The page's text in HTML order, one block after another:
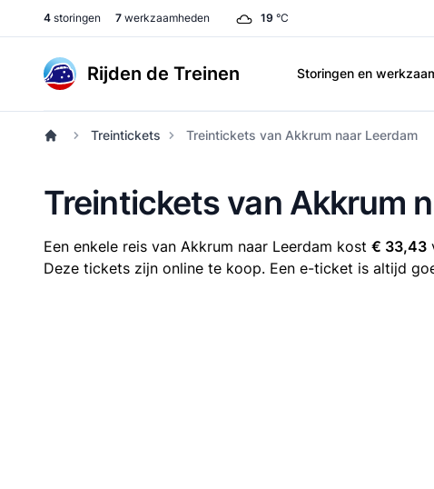
4 storingen 7 werkzaamheden 19 °C
Rijden de Treinen Storingen en
Treintickets Treintickets van Akkrum naar Leerdam
Treintickets van Akkrum
Een enkele reis van Akkrum naar Leerdam kost € 33,43
Deze tickets zijn online te koop. Een e-ticket is altijd